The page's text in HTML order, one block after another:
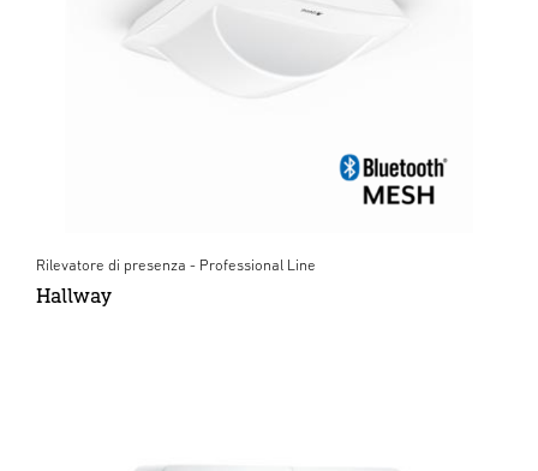
Rilevatore di presenza - Professional Line
Hallway